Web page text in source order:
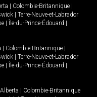
Colombie-Britannique
Terre-Neuve-et-Labrador
Île-du-Prince-Édouard
Colombie-Britannique
Terre-Neuve-et-Labrador
Île-du-Prince-Édouard
Alberta
Colombie-Britannique